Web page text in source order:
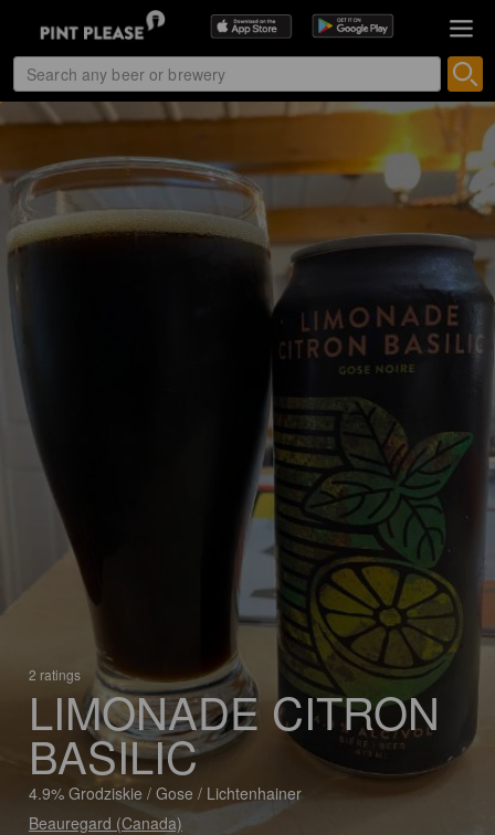
2 ratings
LIMONADE CITRON
BASILIC
4.9% Grodziskie / Gose / Lichtenhainer
Beauregard (Canada)